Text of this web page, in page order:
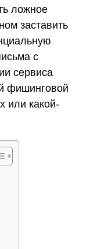
ложное
заставить
с
сервиса
фишинговой
или какой-